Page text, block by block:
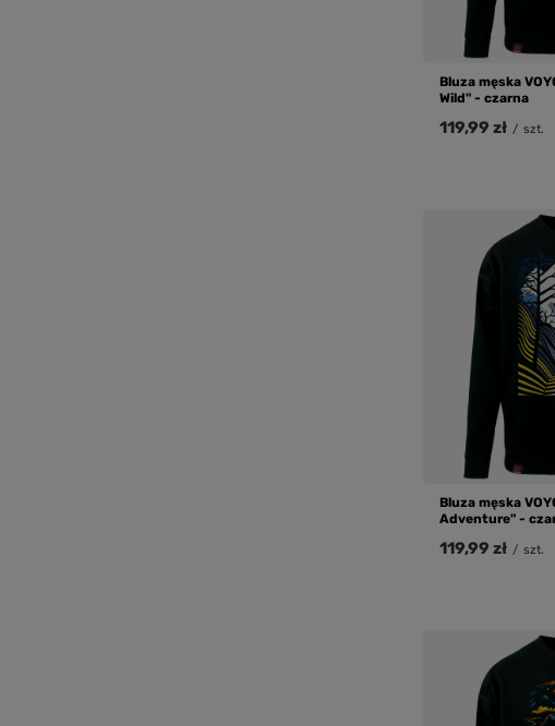
Bluza męska
Wild" - czarna
119,99 zł / szt.
Bluza męska
Adventure" -
119,99 zł / szt.